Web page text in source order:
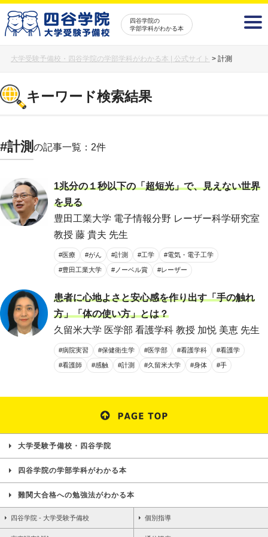
四谷学院の
学部学科がわかる本
大学受験予備校・四谷学院の学部学科がわかる本 | 公式サイト > 計測
キーワード検索結果
#計測 の記事一覧：2件
1兆分の１秒以下の「超短光」で、見えない世界
を見る
豊田工業大学 電子情報分野 レーザー科学研究室
教授 藤 貴夫 先生
#医療 #がん #計測 #工学 #電気・電子工学
#豊田工業大学 #ノーベル賞 #レーザー
患者に心地よさと安心感を作り出す「手の触れ
方」「体の使い方」とは？
久留米大学 医学部 看護学科 教授 加悦 美恵 先生
#病院実習 #保健衛生学 #医学部 #看護学科 #看護学
#看護師 #感触 #計測 #久留米大学 #身体 #手
大学受験予備校・四谷学院
四谷学院の学部学科がわかる本
難関大合格への勉強法がわかる本
四谷学院 - 大学受験予備校 個別指導